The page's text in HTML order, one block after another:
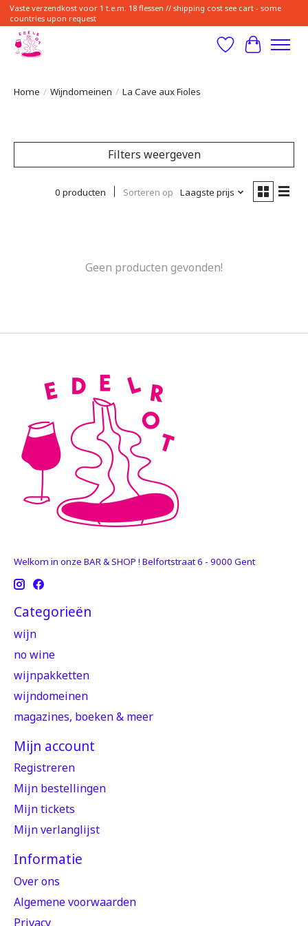
Vaste verzendkost voor 1 t.e.m. 18 flessen // shipping cost see cart - some
countries upon request
Verlanglijst
Home / Wijndomeinen / La Cave aux Fioles
Filters weergeven
0 producten Sorteren op Laagste prijs
Geen producten gevonden!
Welkom in onze BAR & SHOP ! Belfortstraat 6 - 9000 Gent
Categorieën
wijn
no wine
wijnpakketten
wijndomeinen
magazines, boeken & meer
Mijn account
Registreren
Mijn bestellingen
Mijn tickets
Mijn verlanglijst
Informatie
Over ons
Algemene voorwaarden
Privacy